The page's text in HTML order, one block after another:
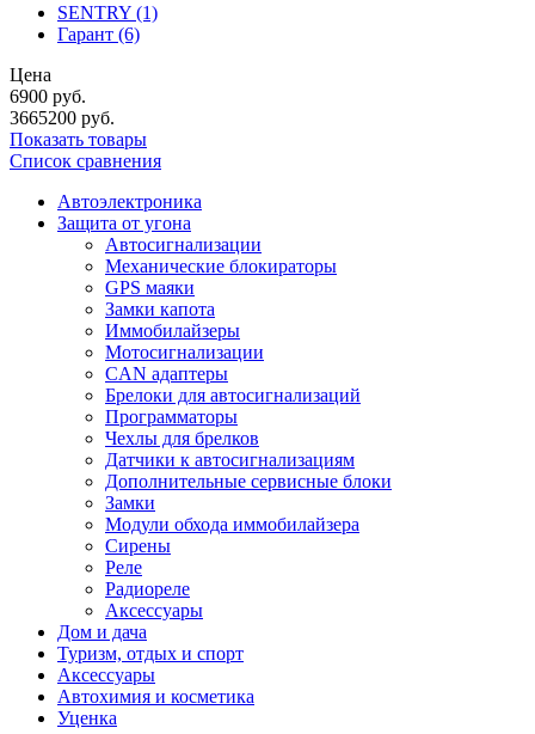
SENTRY (1)
Гарант (6)
Цена
6900 руб.
3665200 руб.
Показать товары
Список сравнения
Автоэлектроника
Защита от угона
Автосигнализации
Механические блoкираторы
GPS маяки
Замки капота
Иммобилайзеры
Мотосигнализации
CAN адаптеры
Брелоки для автосигнализаций
Программаторы
Чехлы для брелков
Датчики к автосигнализациям
Дополнительные сервисные блоки
Замки
Модули обхода иммобилайзера
Сирены
Реле
Радиореле
Аксессуары
Дом и дача
Туризм, отдых и спорт
Аксессуары
Автохимия и косметика
Уценка